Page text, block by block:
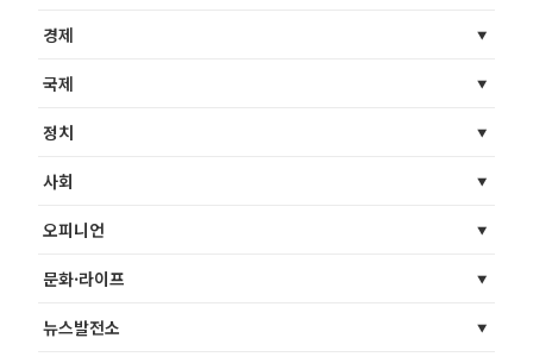
경제
국제
정치
사회
오피니언
문화·라이프
뉴스발전소